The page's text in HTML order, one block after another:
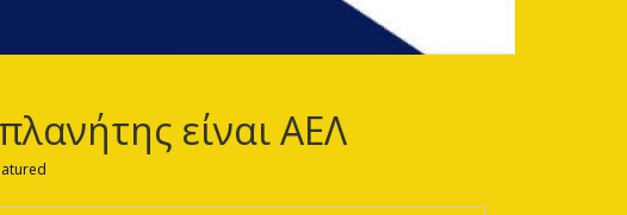
είναι ΑΕΛ